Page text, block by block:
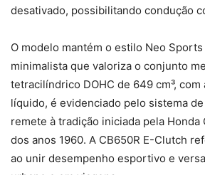
desativado, possibilitando condução
O modelo mantém o estilo Neo
minimalista que valoriza o conjunto
tetracilíndrico DOHC de 649 cm³,
líquido, é evidenciado pelo sistema
remete à tradição iniciada pela Honda
dos anos 1960. A CB650R E-Clutch
ao unir desempenho esportivo e